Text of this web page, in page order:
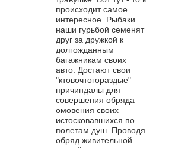
происходит самое
интересное. Рыбаки
наши гурьбой семенят
друг за дружкой к
долгожданным
багажникам своих
авто. Достают свои
"ктовочтогораздые"
причиндалы для
совершения обряда
омовения своих
истосковавшихся по
полетам душ. Проводя
обряд живительной